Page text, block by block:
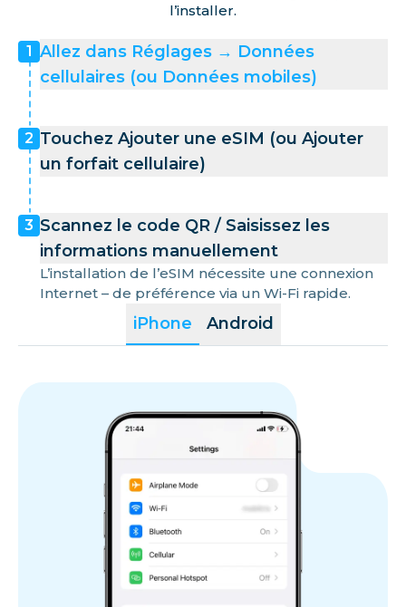
l’installer.
iPhone Android
1 Allez dans Réglages → Données
cellulaires (ou Données mobiles)
2 Touchez Ajouter une eSIM (ou Ajouter
un forfait cellulaire)
3 Scannez le code QR / Saisissez les
informations manuellement
L’installation de l’eSIM nécessite une connexion
Internet – de préférence via un Wi-Fi rapide.